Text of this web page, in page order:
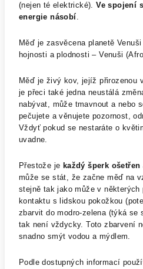
(nejen té elektrické).Ve spojení
energie násobí.
Měď je zasvěcena planetě
hojnosti a plodnosti – Venuši
Měď je živý kov, jejíž přirozenou
je přeci také jedna neustálá
nabývat, může tmavnout a nebo
pečujete a věnujete pozornost,
Vždyť pokud se nestaráte o
uvadne.
Přestože je každý šperk
může se stát, že začne měď na
stejně tak jako může v některých
kontaktu s lidskou pokožkou
zbarvit do modro-zelena (týká se
tak není vždycky. Toto zbarvení
snadno smýt vodou a mýdlem.
Podle dostupných informací